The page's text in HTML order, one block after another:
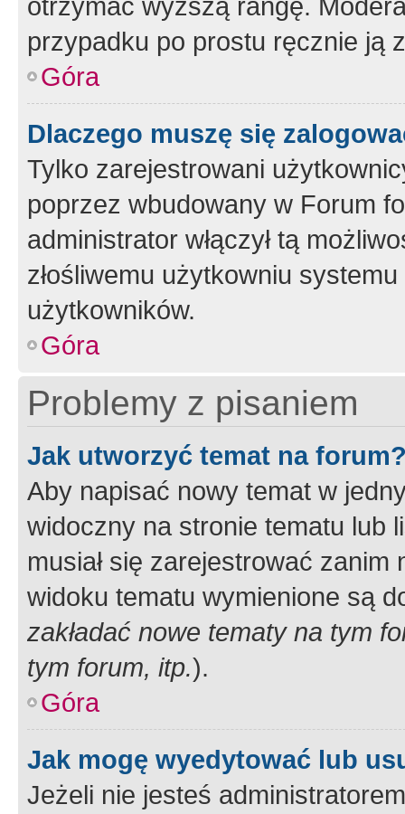
przypadku po prostu ręcznie ją
Góra
Dlaczego muszę się
Tylko zarejestrowani
poprzez wbudowany w Forum
administrator włączył tą
złośliwemu użytkowniu
użytkowników.
Góra
Problemy z pisaniem
Jak utworzyć temat na
Aby napisać nowy temat w
widoczny na stronie tematu lub
musiał się zarejestrować
widoku tematu wymienione są
zakładać nowe tematy na tym
tym forum, itp.).
Góra
Jak mogę wyedytować lub
Jeżeli nie jesteś